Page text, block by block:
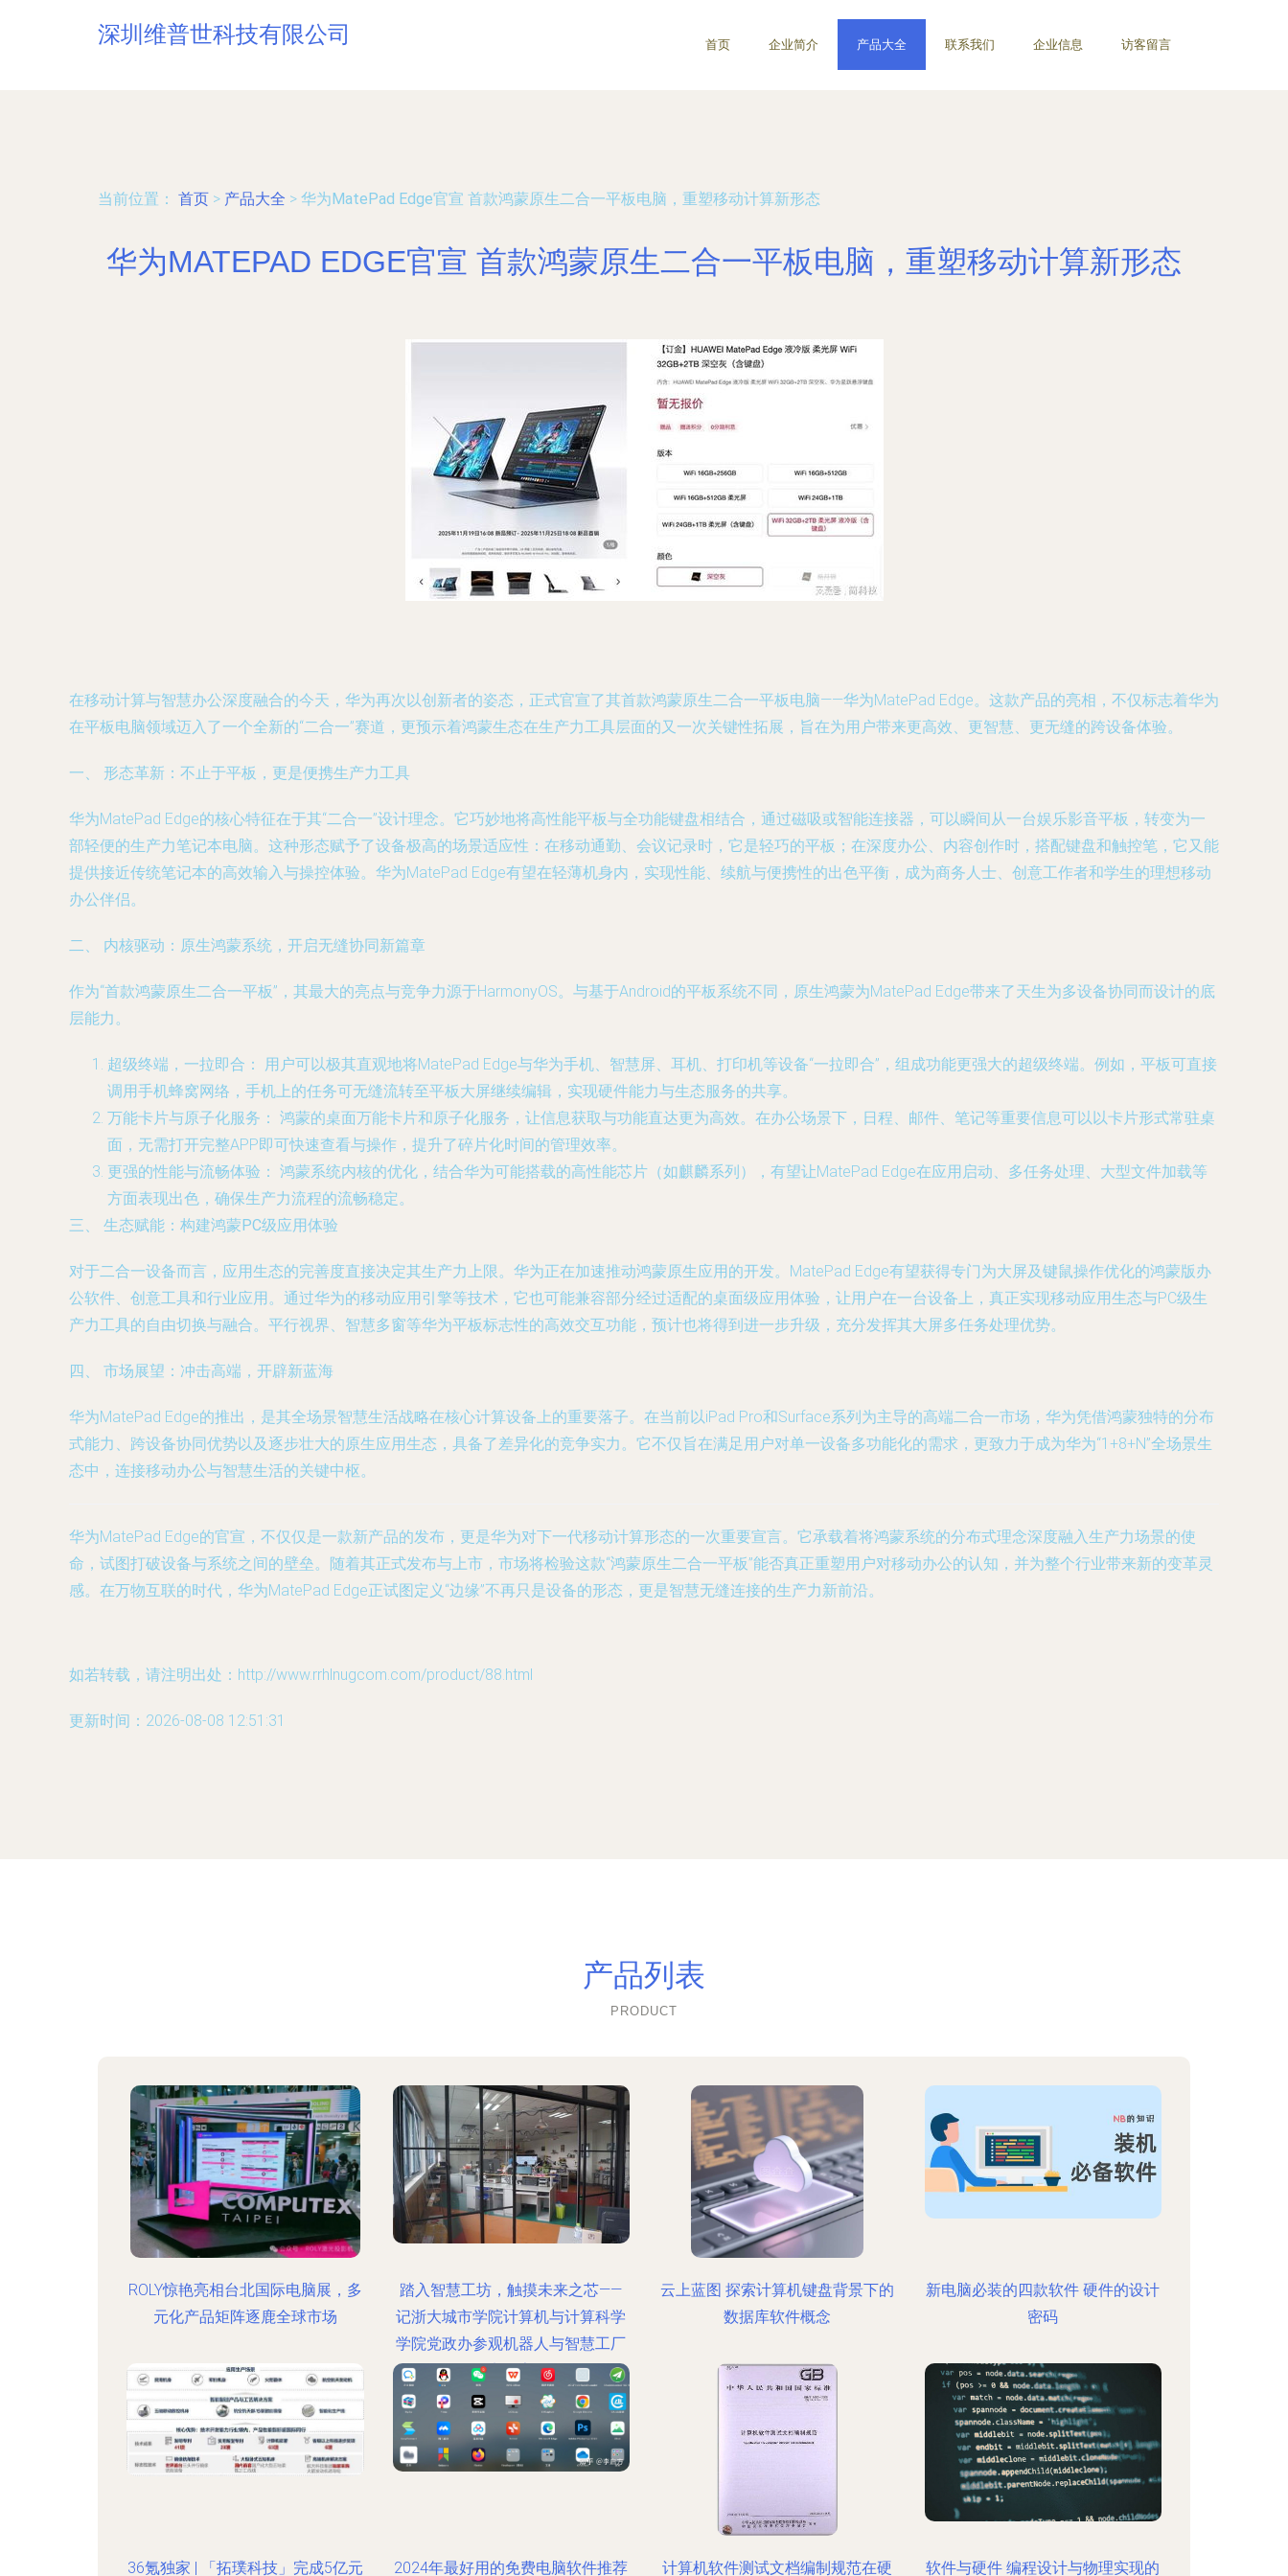
深圳维普世科技有限公司 首页 企业简介 产品大全 联系我们 企业信息 访客留言
当前位置： 首页 > 产品大全 > 华为MatePad Edge官宣 首款鸿蒙原生二合一平板电脑，重塑移动计算新形态
华为MATEPAD EDGE官宣 首款鸿蒙原生二合一平板电脑，重塑移动计算新形态
在移动计算与智慧办公深度融合的今天，华为再次以创新者的姿态，正式官宣了其首款鸿蒙原生二合一平板电脑——华为MatePad Edge。这款产品的亮相，不仅标志着华为
在平板电脑领域迈入了一个全新的“二合一”赛道，更预示着鸿蒙生态在生产力工具层面的又一次关键性拓展，旨在为用户带来更高效、更智慧、更无缝的跨设备体验。
一、 形态革新：不止于平板，更是便携生产力工具
华为MatePad Edge的核心特征在于其“二合一”设计理念。它巧妙地将高性能平板与全功能键盘相结合，通过磁吸或智能连接器，可以瞬间从一台娱乐影音平板，转变为一
部轻便的生产力笔记本电脑。这种形态赋予了设备极高的场景适应性：在移动通勤、会议记录时，它是轻巧的平板；在深度办公、内容创作时，搭配键盘和触控笔，它又能
提供接近传统笔记本的高效输入与操控体验。华为MatePad Edge有望在轻薄机身内，实现性能、续航与便携性的出色平衡，成为商务人士、创意工作者和学生的理想移动
办公伴侣。
二、 内核驱动：原生鸿蒙系统，开启无缝协同新篇章
作为“首款鸿蒙原生二合一平板”，其最大的亮点与竞争力源于HarmonyOS。与基于Android的平板系统不同，原生鸿蒙为MatePad Edge带来了天生为多设备协同而设计的底
层能力。
超级终端，一拉即合：
用户可以极其直观地将MatePad Edge与华为手机、智慧屏、耳机、打印机等设备“一拉即合”，组成功能更强大的超级终端。例如，平板可直接
调用手机蜂窝网络，手机上的任务可无缝流转至平板大屏继续编辑，实现硬件能力与生态服务的共享。
万能卡片与原子化服务： 鸿蒙的桌面万能卡片和原子化服务，让信息获取与功能直达更为高效。在办公场景下，日程、邮件、笔记等重要信息可以以卡片形式常驻桌
面，无需打开完整APP即可快速查看与操作，提升了碎片化时间的管理效率。
更强的性能与流畅体验： 鸿蒙系统内核的优化，结合华为可能搭载的高性能芯片（如麒麟系列），有望让MatePad Edge在应用启动、多任务处理、大型文件加载等
方面表现出色，确保生产力流程的流畅稳定。
三、 生态赋能：构建鸿蒙PC级应用体验
对于二合一设备而言，应用生态的完善度直接决定其生产力上限。华为正在加速推动鸿蒙原生应用的开发。MatePad Edge有望获得专门为大屏及键鼠操作优化的鸿蒙版办
公软件、创意工具和行业应用。通过华为的移动应用引擎等技术，它也可能兼容部分经过适配的桌面级应用体验，让用户在一台设备上，真正实现移动应用生态与PC级生
产力工具的自由切换与融合。平行视界、智慧多窗等华为平板标志性的高效交互功能，预计也将得到进一步升级，充分发挥其大屏多任务处理优势。
四、 市场展望：冲击高端，开辟新蓝海
华为MatePad Edge的推出，是其全场景智慧生活战略在核心计算设备上的重要落子。在当前以iPad Pro和Surface系列为主导的高端二合一市场，华为凭借鸿蒙独特的分布
式能力、跨设备协同优势以及逐步壮大的原生应用生态，具备了差异化的竞争实力。它不仅旨在满足用户对单一设备多功能化的需求，更致力于成为华为“1+8+N”全场景生
态中，连接移动办公与智慧生活的关键中枢。
华为MatePad Edge的官宣，不仅仅是一款新产品的发布，更是华为对下一代移动计算形态的一次重要宣言。它承载着将鸿蒙系统的分布式理念深度融入生产力场景的使
命，试图打破设备与系统之间的壁垒。随着其正式发布与上市，市场将检验这款“鸿蒙原生二合一平板”能否真正重塑用户对移动办公的认知，并为整个行业带来新的变革灵
感。在万物互联的时代，华为MatePad Edge正试图定义“边缘”不再只是设备的形态，更是智慧无缝连接的生产力新前沿。
如若转载，请注明出处：http://www.rrhlnugcom.com/product/88.html
更新时间：2026-08-08 12:51:31
产品列表
PRODUCT
ROLY惊艳亮相台北国际电脑展，多
元化产品矩阵逐鹿全球市场
踏入智慧工坊，触摸未来之芯——
记浙大城市学院计算机与计算科学
学院党政办参观机器人与智慧工厂
实验室
云上蓝图 探索计算机键盘背景下的
数据库软件概念
新电脑必装的四款软件 硬件的设计
密码
36氪独家 | 「拓璞科技」完成5亿元 2024年最好用的免费电脑软件推荐 计算机软件测试文档编制规范在硬 软件与硬件 编程设计与物理实现的